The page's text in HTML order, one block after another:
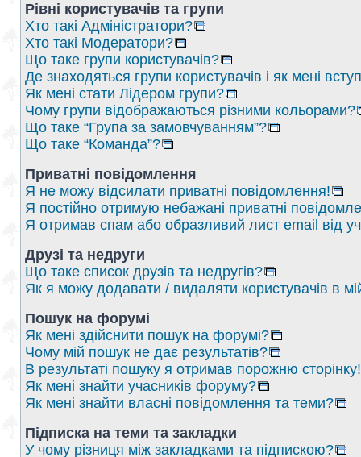
Рівні користувачів та групи
Хто такі Адміністратори?
Хто такі Модератори?
Що таке групи користувачів?
Де знаходяться групи користувачів і як мені
Як мені стати Лідером групи?
Чому групи відображаються різними кольорами?
Що таке “Група за замовчуванням”?
Що таке “Команда”?
Приватні повідомлення
Я не можу відсилати приватні повідомлення!
Я постійно отримую небажані приватні
Я отримав спам або образливий лист email від
Друзі та недруги
Що таке список друзів та недругів?
Як я можу додавати / видаляти користувачів в
Пошук на форумі
Як мені здійснити пошук на форумі?
Чому мій пошук не дає результатів?
В результаті пошуку я отримав порожню сторінку!
Як мені знайти учасників форуму?
Як мені знайти власні повідомлення та теми?
Підписка на теми та закладки
У чому різниця між закладками та підпискою?